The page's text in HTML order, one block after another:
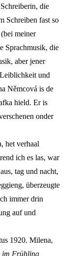
die
Schreiben fast so
meiner
Sprachmusik, die
aber jener
und
Němcová is de
hield. Er is
onder
het verhaal
ich es las, war
tag und nacht,
überzeugte
immer drin
auf und
1920. Milena,
Frühling,